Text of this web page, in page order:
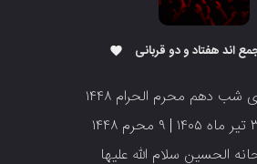
اند هفتاد و دو قربانی favorite
شب دهم محرم الحرام ۱۴۴۸
الحسین سلام الله علیها